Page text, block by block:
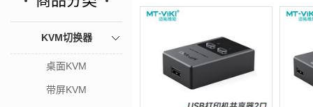
KVM切换器
桌面KVM
带屏KVM